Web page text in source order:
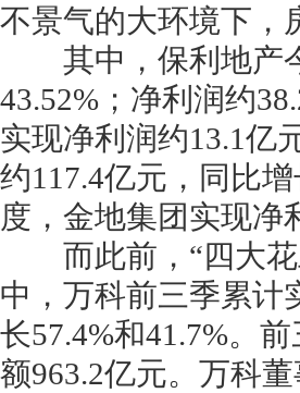
不景气的大环境下，
其中，保利地产今
43.52%；净利润约
实现净利润约13.1亿
约117.4亿元，同比
度，金地集团实现净
而此前，“四大花
中，万科前三季累计
长57.4%和41.7%。
额963.2亿元。万科